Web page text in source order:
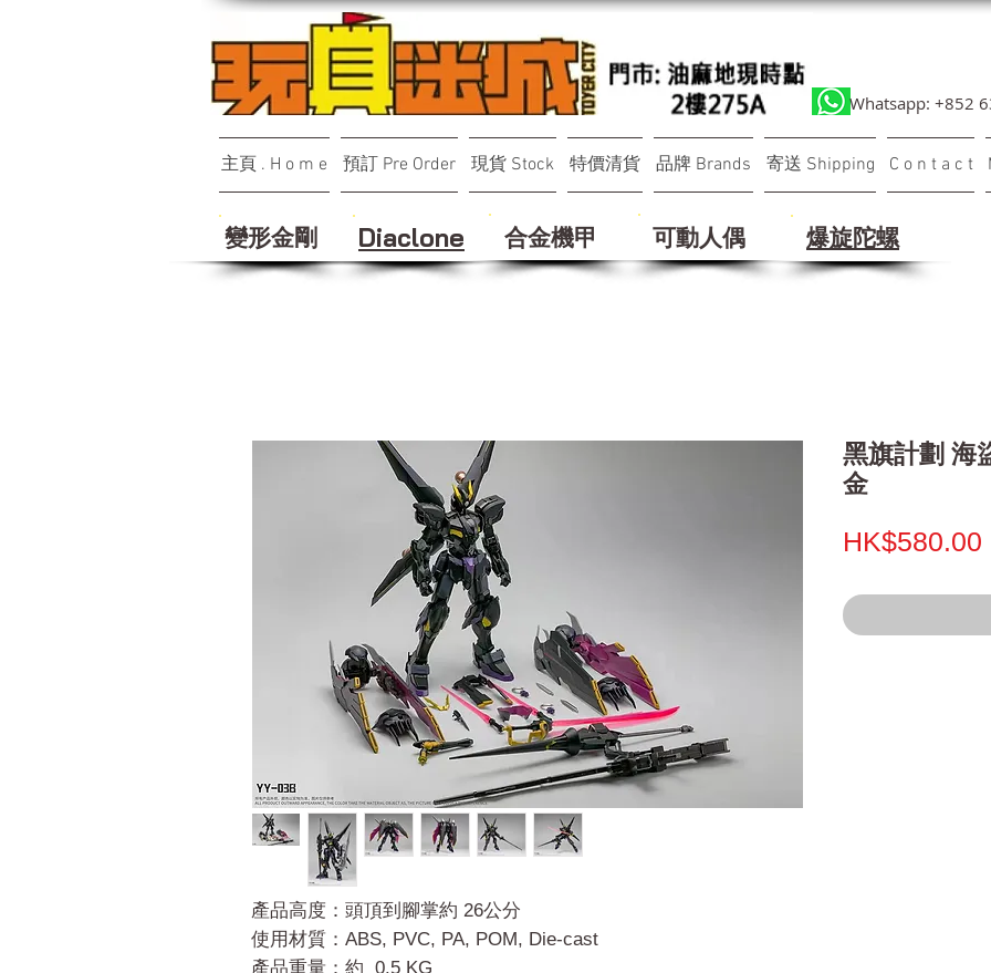
Whatsapp: +852
主頁 . H o m e 預訂 Pre Order 現貨 Stock 特價清貨 品牌 Brands 寄送 Shipping C o n t a c t
變形金剛 Diaclone 合金機甲 可動人偶 ​爆旋陀螺
產品高度：頭頂到腳掌約 26公分
使用材質：ABS, PVC, PA, POM, Die-cast
產品重量：約 0.5 KG
黑旗計劃 海
金
HK$580.00